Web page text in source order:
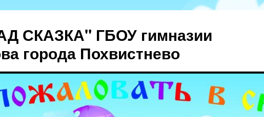
СКАЗКА" ГБОУ гимназии
города Похвистнево